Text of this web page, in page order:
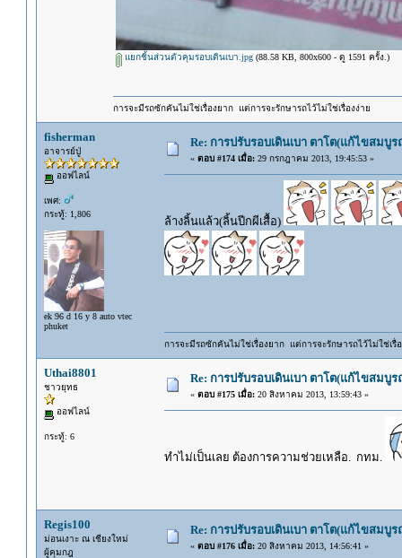
แยกชิ้นส่วนตัวคุมรอบเดินเบา.jpg(88.58 KB, 800x600 - ดู 1591 ครั้ง.)
การจะมีรถซักคันไม่ใช่เรื่องยาก แต่การจะรักษารถไว้ไม่ใช่เรื่องง่าย
fisherman
อาจารย์ปู่
ออฟไลน์
เพศ:
กระทู้: 1,806
ek 96 d 16 y 8 auto vtec
phuket
Re: การปรับรอบเดินเบา ตาโต(แก้ไขสมบู
« ตอบ #174 เมื่อ:29 กรกฎาคม 2013, 19:45:53 »
ล้างลิ้นแล้ว(ลิ้นปีกผีเสื้อ)
การจะมีรถซักคันไม่ใช่เรื่องยาก แต่การจะรักษารถไว้ไม่ใช่เรื่
Uthai8801
ชาวยุทธ
ออฟไลน์
กระทู้: 6
Re: การปรับรอบเดินเบา ตาโต(แก้ไขสมบู
« ตอบ #175 เมื่อ:20 สิงหาคม 2013, 13:59:43 »
ทำไม่เป็นเลย ต้องการความช่วยเหลือ. กทม.
Regis100
ม่อนเงาะ ณ เชียงใหม่
ผู้คุมกฎ
Re: การปรับรอบเดินเบา ตาโต(แก้ไขสมบู
« ตอบ #176 เมื่อ:20 สิงหาคม 2013, 14:56:41 »